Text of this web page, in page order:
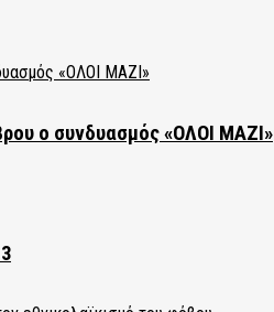
ο συνδυασμός «ΟΛΟΙ ΜΑΖΙ»